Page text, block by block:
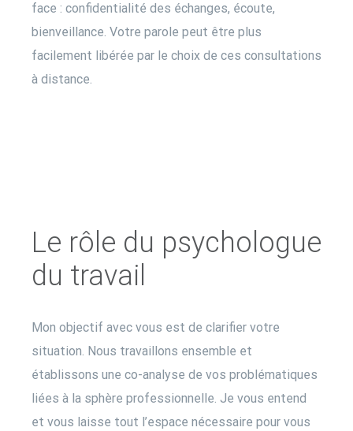
face : confidentialité des échanges, écoute,
bienveillance. Votre parole peut être plus
facilement libérée par le choix de ces consultations
à distance.
Le rôle du psychologue
du travail
Mon objectif avec vous est de clarifier votre
situation. Nous travaillons ensemble et
établissons une co-analyse de vos problématiques
liées à la sphère professionnelle. Je vous entend
et vous laisse tout l’espace nécessaire pour vous